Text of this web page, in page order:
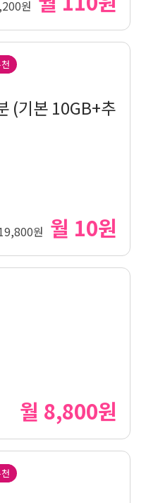
원
(기본 10GB+추
원 월 10원
월 8,800원